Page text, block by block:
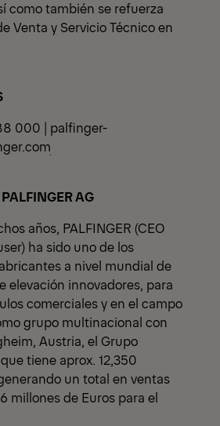
como también se refuerza
Venta y Servicio Técnico en
000 | palfinger-
AG
años, PALFINGER (CEO
ha sido uno de los
a nivel mundial de
elevación innovadores, para
comerciales y en el campo
grupo multinacional con
Austria, el Grupo
tiene aprox. 12,350
un total en ventas
millones de Euros para el